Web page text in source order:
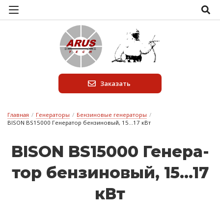
Заказать
Главная / Генераторы / Бензиновые генераторы /
BISON BS15000 Генератор бензиновый, 15...17 кВт
BISON BS15000 Ге­не­ра­
тор бен­зи­но­вый, 15...17
кВт